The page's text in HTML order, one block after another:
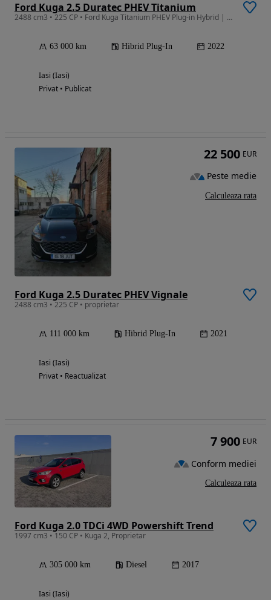
Ford Kuga 2.5 Duratec PHEV Titanium
2488 cm3 • 225 CP • Ford Kuga Titanium PHEV Plug-in Hybrid | 63000km | bord digital
63 000 km Hibrid Plug-In 2022
Iasi (Iasi)
Privat • Publicat
Ford Kuga 2.5 Duratec PHEV Vignale
2488 cm3 • 225 CP • proprietar
111 000 km Hibrid Plug-In 2021
Iasi (Iasi)
Privat • Reactualizat
22 500 EUR
Peste medie
Calculeaza rata
Ford Kuga 2.0 TDCi 4WD Powershift Trend
1997 cm3 • 150 CP • Kuga 2, Proprietar
305 000 km Diesel 2017
Iasi (Iasi)
7 900 EUR
Conform mediei
Calculeaza rata